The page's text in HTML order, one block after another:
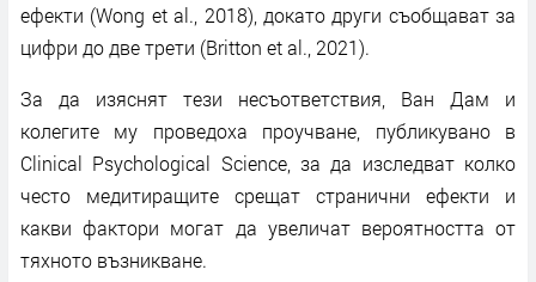
ефекти (Wong et al., 2018), докато други съобщават за
цифри до две трети (Britton et al., 2021).
За да изяснят тези несъответствия, Ван Дам и
колегите му проведоха проучване, публикувано в
Clinical Psychological Science, за да изследват колко
често медитиращите срещат странични ефекти и
какви фактори могат да увеличат вероятността от
тяхното възникване.